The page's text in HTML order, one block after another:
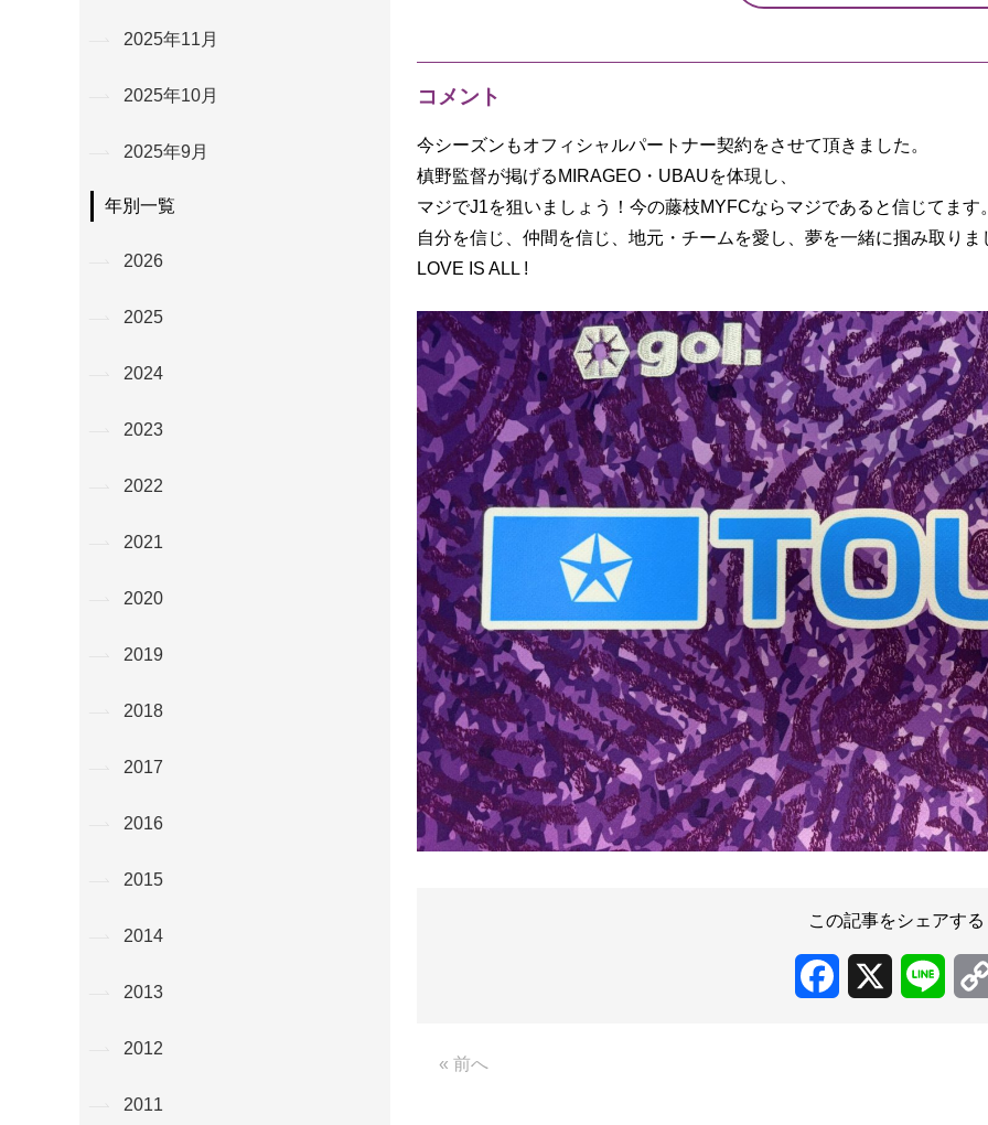
コメント
今シーズンもオフィシャルパートナー契約をさせて頂きました。
槙野監督が掲げるMIRAGEO・UBAUを体現し、
マジでJ1を狙いましょう！今の藤枝MYFCならマジであると信じてます
自分を信じ、仲間を信じ、地元・チームを愛し、夢を一緒に掴み取りま
LOVE IS ALL !
この記事をシェアする
Facebook Line
« 前へ
2025年11月
2025年10月
2025年9月
年別一覧
2026
2025
2024
2023
2022
2021
2020
2019
2018
2017
2016
2015
2014
2013
2012
2011